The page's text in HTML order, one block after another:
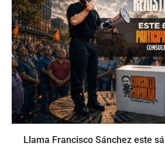
Llama Francisco Sánchez este